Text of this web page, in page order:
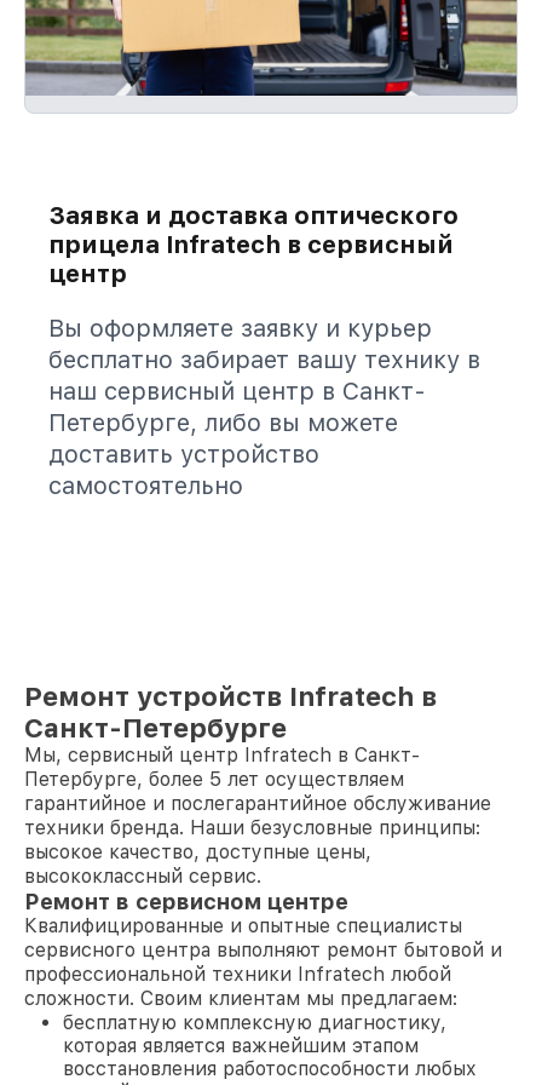
Заявка и доставка оптического
прицела Infratech в сервисный
центр
Вы оформляете заявку и курьер
бесплатно забирает вашу технику в
наш сервисный центр в Санкт-
Петербурге, либо вы можете
доставить устройство
самостоятельно
Ремонт устройств Infratech в
Санкт-Петербурге
Мы, сервисный центр Infratech в Санкт-
Петербурге, более 5 лет осуществляем
гарантийное и послегарантийное обслуживание
техники бренда. Наши безусловные принципы:
высокое качество, доступные цены,
высококлассный сервис.
Ремонт в сервисном центре
Квалифицированные и опытные специалисты
сервисного центра выполняют ремонт бытовой и
профессиональной техники Infratech любой
сложности. Своим клиентам мы предлагаем:
бесплатную комплексную диагностику,
которая является важнейшим этапом
восстановления работоспособности любых